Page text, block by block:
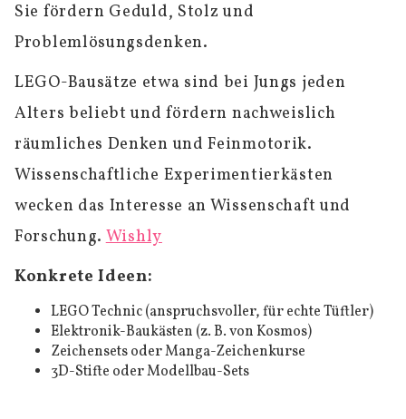
Sie fördern Geduld, Stolz und
Problemlösungsdenken.
LEGO-Bausätze etwa sind bei Jungs jeden
Alters beliebt und fördern nachweislich
räumliches Denken und Feinmotorik.
Wissenschaftliche Experimentierkästen
wecken das Interesse an Wissenschaft und
Forschung.Wishly
Konkrete Ideen:
LEGO Technic (anspruchsvoller, für echte Tüftler)
Elektronik-Baukästen (z. B. von Kosmos)
Zeichensets oder Manga-Zeichenkurse
3D-Stifte oder Modellbau-Sets